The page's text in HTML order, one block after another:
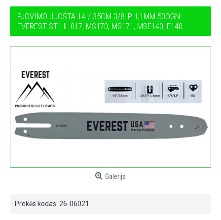
PJOVIMO JUOSTA 14"/ 35CM 3/8LP 1,1MM 50OGN.
EVEREST STIHL 017, MS170, MS171, MSE140, E140
Galerija
Prekės kodas: 26-06021